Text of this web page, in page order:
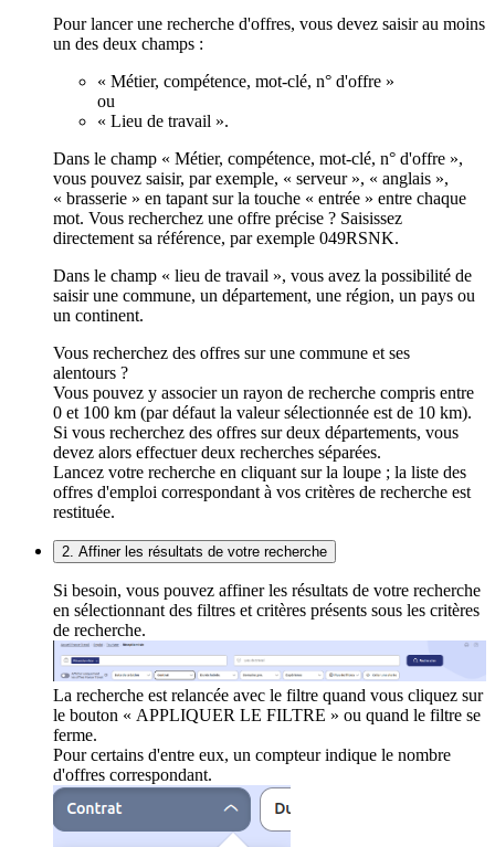
Pour lancer une recherche d'offres, vous devez saisir au moins
un des deux champs :
« Métier, compétence, mot-clé, n° d'offre »
ou
« Lieu de travail ».
Dans le champ « Métier, compétence, mot-clé, n° d'offre »,
vous pouvez saisir, par exemple, « serveur », « anglais »,
« brasserie » en tapant sur la touche « entrée » entre chaque
mot. Vous recherchez une offre précise ? Saisissez
directement sa référence, par exemple 049RSNK.
Dans le champ « lieu de travail », vous avez la possibilité de
saisir une commune, un département, une région, un pays ou
un continent.
Vous recherchez des offres sur une commune et ses
alentours ?
Vous pouvez y associer un rayon de recherche compris entre
0 et 100 km (par défaut la valeur sélectionnée est de 10 km).
Si vous recherchez des offres sur deux départements, vous
devez alors effectuer deux recherches séparées.
Lancez votre recherche en cliquant sur la loupe ; la liste des
offres d'emploi correspondant à vos critères de recherche est
restituée.
2. Affiner les résultats de votre recherche
Si besoin, vous pouvez affiner les résultats de votre recherche
en sélectionnant des filtres et critères présents sous les critères
de recherche.
La recherche est relancée avec le filtre quand vous cliquez sur
le bouton « APPLIQUER LE FILTRE » ou quand le filtre se
ferme.
Pour certains d'entre eux, un compteur indique le nombre
d'offres correspondant.